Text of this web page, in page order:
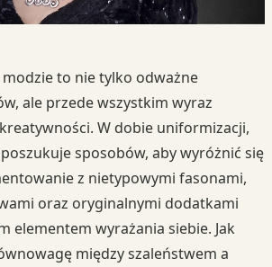
to nie tylko odważne
ale przede wszystkim wyraz
W dobie uniformizacji,
sposobów, aby wyróżnić się
z nietypowymi fasonami,
oraz oryginalnymi dodatkami
elementem wyrażania siebie. Jak
między szaleństwem a